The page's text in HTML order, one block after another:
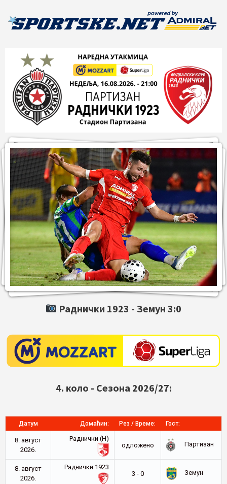
Раднички 1923 -Земун 3:0
4. коло - Сезона 2026/27:
Датум Домаћин: Рез / Време: Гост:
8. август
2026.
Раднички (Н)
oдложено
Партизан
8. август
2026.
Раднички 1923
3 - 0
Земун